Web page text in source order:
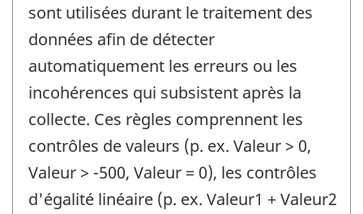
sont utilisées durant le traitement des
données afin de détecter
automatiquement les erreurs ou les
incohérences qui subsistent après la
collecte. Ces règles comprennent les
contrôles de valeurs (p. ex. Valeur > 0,
Valeur > -500, Valeur = 0), les contrôles
d'égalité linéaire (p. ex. Valeur1 + Valeur2